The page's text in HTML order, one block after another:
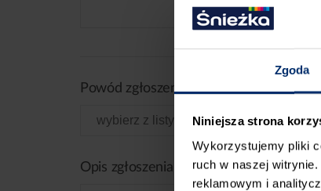
Zgoda
Niniejsza strona
Wykorzystujemy pliki
ruch w naszej
reklamowym i
Powód zgłoszenia
Opis zgłoszenia